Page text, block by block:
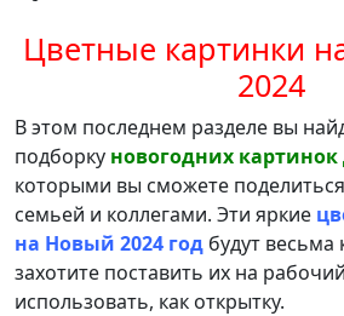
Цветные картинки
2024
В этом последнем разделе вы
подборку новогодних
которыми вы сможете
семьей и коллегами. Эти яркие
на Новый 2024 год будут весьма
захотите поставить их на
использовать, как открытку.